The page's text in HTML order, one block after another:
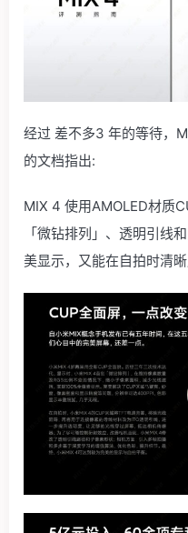
经过 差不多3 年的等待，
的文档指出:
MIX 4 使用AMOLED材质
「微钻排列」、透明引线
美显示，又能在自拍时清晰